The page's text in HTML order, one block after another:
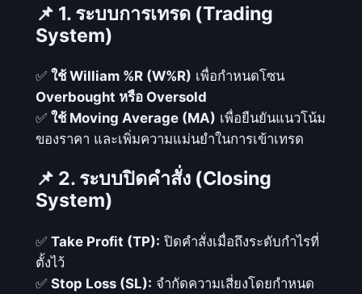
4
:
A
เ
ท
ร
อั
ต
น
มั
ติ
📌 1. ระบบการเทรด (Trading
System)
✅ ใช้ William %R (W%R) เพื่อกำหนดโซน
Overbought หรือ Oversold
✅ ใช้ Moving Average (MA) เพื่อยืนยันแนวโน้ม
ของราคา และเพิ่มความแม่นยำในการเข้าเทรด
📌 2. ระบบปิดคำสั่ง (Closing
System)
✅ Take Profit (TP): ปิดคำสั่งเมื่อถึงระดับกำไรที่
ตั้งไว้
✅ Stop Loss (SL): จำกัดความเสี่ยงโดยกำหนด